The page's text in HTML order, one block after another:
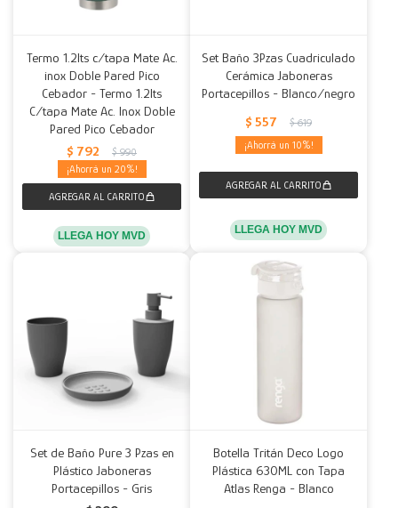
Termo 1.2lts c/tapa Mate Ac.
inox Doble Pared Pico
Cebador - Termo 1.2lts
C/tapa Mate Ac. Inox Doble
Pared Pico Cebador
$ 792 $ 990
20
LLEGA HOY MVD
Set Baño 3Pzas Cuadriculado
Cerámica Jaboneras
Portacepillos - Blanco/negro
$ 557 $ 619
10
LLEGA HOY MVD
Set de Baño Pure 3 Pzas en
Plástico Jaboneras
Portacepillos - Gris
Botella Tritán Deco Logo
Plástica 630ML con Tapa
Atlas Renga - Blanco